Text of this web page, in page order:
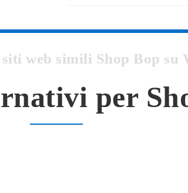
web simili Shop Bop su
per